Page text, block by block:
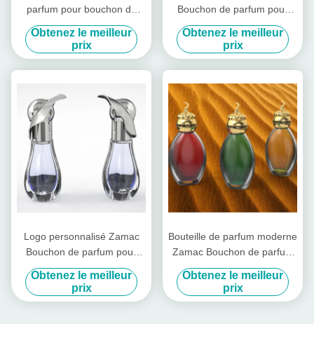
parfum pour bouchon de
bouteille Service OEM /
ODM disponible
Obtenez le meilleur
prix
Bouchon de parfum pour
bouchon de bouteille
Obtenez le meilleur
prix
Logo personnalisé Zamac
Bouchon de parfum pour
emballage de parfum
personnalisé
Obtenez le meilleur
prix
Bouteille de parfum moderne
Zamac Bouchon de parfum
pour bouteille de parfum
carré avec un look
personnalisé
Obtenez le meilleur
prix